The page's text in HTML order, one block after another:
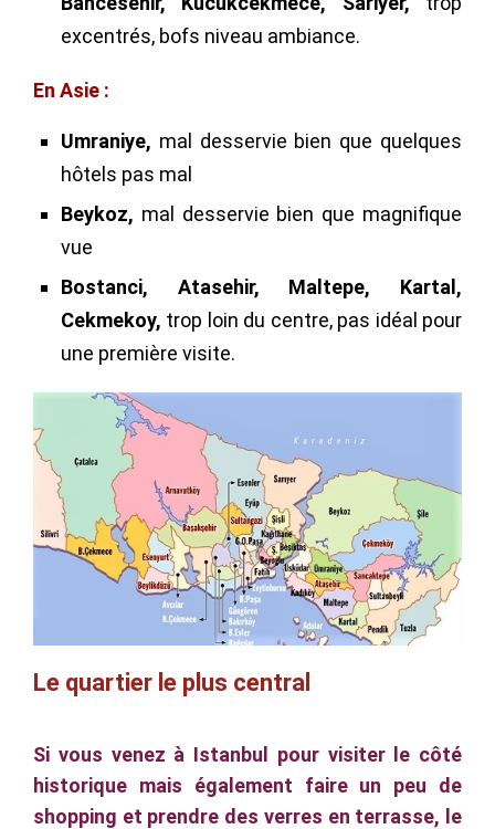
excentrés, bofs niveau ambiance.
En Asie :
Umraniye, mal desservie bien que quelques
hôtels pas mal
Beykoz, mal desservie bien que magnifique
vue
Bostanci, Atasehir, Maltepe, Kartal,
Cekmekoy, trop loin du centre, pas idéal pour
une première visite.
Le quartier le plus central
Si vous venez à Istanbul pour visiter le côté
historique mais également faire un peu de
shopping et prendre des verres en terrasse, le